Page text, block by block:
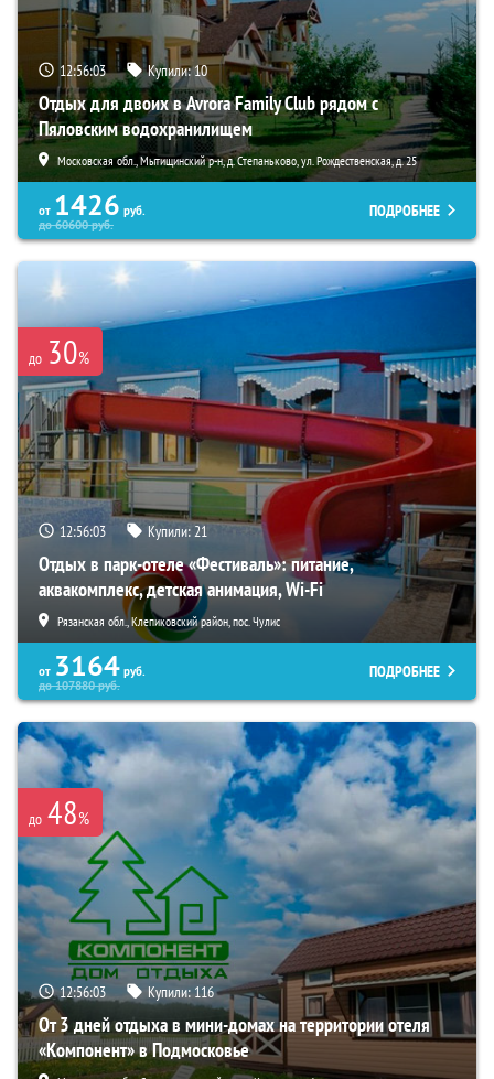
12:56:02 Купили:10
Отдых для двоих в Avrora Family Club рядом с
Пяловским водохранилищем
Московская обл., Мытищинский р-н, д. Степаньково, ул. Рождественская, д. 25
от 1426 руб.
до60600руб.
ПОДРОБНЕЕ
до 30%
12:56:02 Купили:21
Отдых в парк-отеле «Фестиваль»: питание,
аквакомплекс, детская анимация, Wi-Fi
Рязанская обл., Клепиковский район, пос. Чулис
от 3164 руб.
до107880руб.
ПОДРОБНЕЕ
до 48%
12:56:02 Купили: 116
От 3 дней отдыха в мини-домах на территории отеля
«Компонент» в Подмосковье